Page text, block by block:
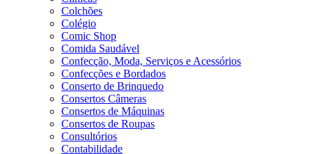
Colchões
Colégio
Comic Shop
Comida Saudável
Confecção, Moda, Serviços e Acessórios
Confecções e Bordados
Conserto de Brinquedo
Consertos Câmeras
Consertos de Máquinas
Consertos de Roupas
Consultórios
Contabilidade